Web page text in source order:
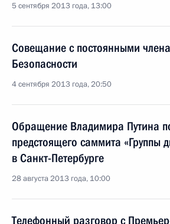
5 сентября 2013 года, 13:00
Совещание с постоянными
Безопасности
4 сентября 2013 года, 20:50
Обращение Владимира Путина
предстоящего саммита «Группы
в Санкт-Петербурге
28 августа 2013 года, 10:00
Телефонный разговор с